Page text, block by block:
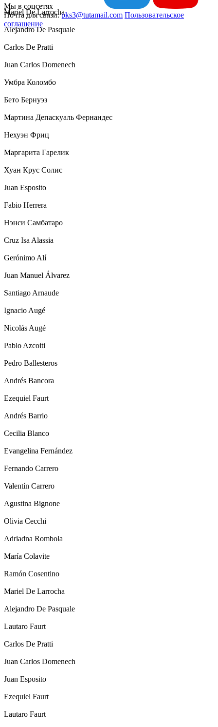
Mariel De Larrocha
Alejandro De Pasquale
Carlos De Pratti
Juan Carlos Domenech
Умбра Коломбо
Бето Бернуэз
Мартина Депаскуаль Фернандес
Нехуэн Фриц
Маргарита Гарелик
Хуан Крус Солис
Juan Esposito
Fabio Herrera
Нэнси Самбатаро
Cruz Isa Alassia
Gerónimo Alí
Juan Manuel Álvarez
Santiago Arnaude
Ignacio Augé
Nicolás Augé
Pablo Azcoiti
Pedro Ballesteros
Andrés Bancora
Ezequiel Faurt
Andrés Barrio
Cecilia Blanco
Evangelina Fernández
Fernando Carrero
Valentín Carrero
Agustina Bignone
Olivia Cecchi
Adriadna Rombola
María Colavite
Ramón Cosentino
Mariel De Larrocha
Alejandro De Pasquale
Lautaro Faurt
Carlos De Pratti
Juan Carlos Domenech
Juan Esposito
Ezequiel Faurt
Lautaro Faurt
Мы в соцсетях
Почта для связи:pks3@tutamail.com Пользовательское
соглашение